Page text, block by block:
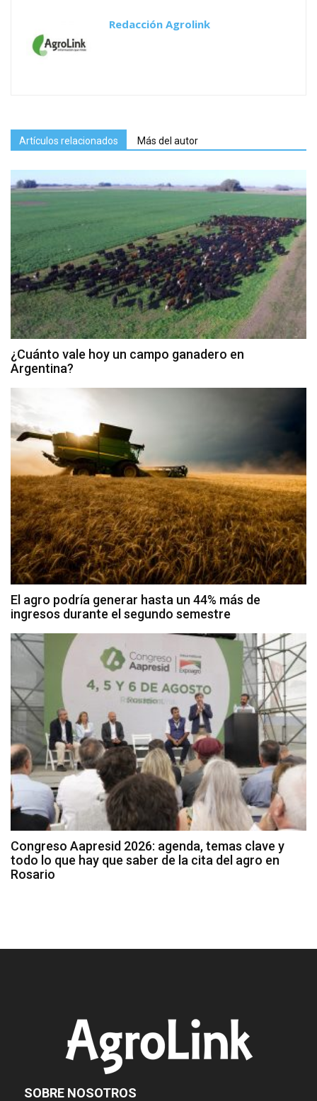
Redacción Agrolink
Artículos relacionados Más del autor
¿Cuánto vale hoy un campo ganadero en
Argentina?
El agro podría generar hasta un 44% más de
ingresos durante el segundo semestre
Congreso Aapresid 2026: agenda, temas clave y
todo lo que hay que saber de la cita del agro en
Rosario
SOBRE NOSOTROS